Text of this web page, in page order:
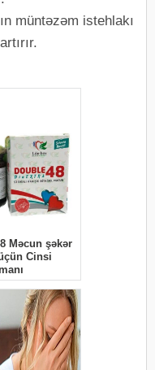
müntəzəm istehlakı